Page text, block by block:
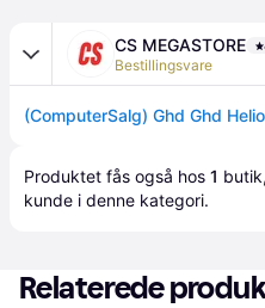
CS MEGASTORE
Bestillingsvare
Produktet fås også hos 1 butik
kunde i denne kategori.
Relaterede